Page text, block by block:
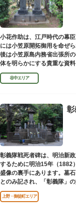
小花作助は、江戸時代の幕
には小笠原開拓御用を命ぜ
後は小笠原島内務省出張所
体を明らかにする貴重な資
す。お墓は谷中霊園にありま
谷中エリア
彰
彰義隊戦死者碑は、明治新
するために明治15年（1882
盛像の裏手にあります。墓
とのみ記され、「彰義隊」
上野・御徒町エリア